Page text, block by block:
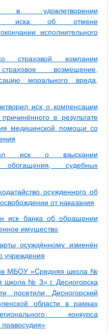
удовлетворении
иска об отмене
исполнительного
страховой компании
возмещение,
морального вреда,
иск о компенсации
в результате
медицинской помощи со
иск о взыскании
обогащения, судебных
осужденного об
от наказания
иск банка об обращении
имущество
осуждённому изменён
учреждения
МБОУ «Средняя школа №
№ 3» г. Десногорска
посетили Десногорский
области в рамках
конкурса